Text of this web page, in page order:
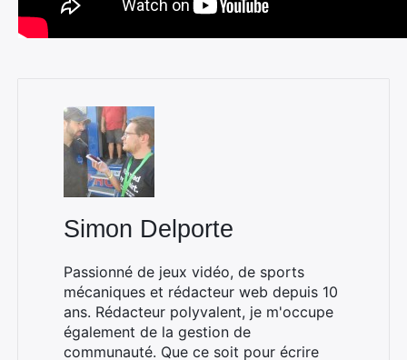
Simon Delporte
Passionné de jeux vidéo, de sports
mécaniques et rédacteur web depuis 10
ans. Rédacteur polyvalent, je m'occupe
également de la gestion de
communauté. Que ce soit pour écrire